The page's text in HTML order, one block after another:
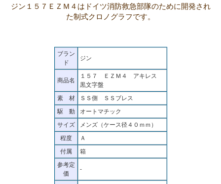
ジン１５７ＥＺＭ４はドイツ消防救急部隊のために開発され
た制式クロノグラフです。
ブラン
ド
ジン
商品名
１５７ ＥＺＭ４ アキレス
黒文字盤
素 材
ＳＳ側 ＳＳブレス
駆 動
オートマチック
サイズ
メンズ（ケース径４０ｍｍ）
程度
Ａ
付属
箱
参考定
価
-